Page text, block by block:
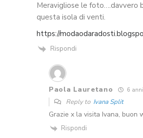
Meravigliose le foto….davvero
questa isola di venti.
https://
Rispondi
Paola Lauretano 6
Reply to Ivana Split
Grazie x la visita Ivana, buon
Rispondi